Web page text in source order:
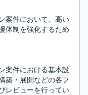
案件において、高い
体制を強化するため
案件における基本設
築・展開などの各フ
レビューを行ってい